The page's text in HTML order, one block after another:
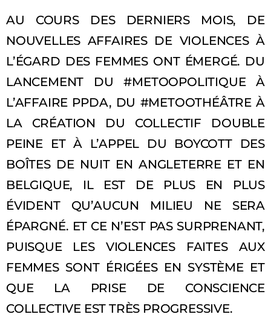
AU COURS DES DERNIERS MOIS, DE
NOUVELLES AFFAIRES DE VIOLENCES À
L’ÉGARD DES FEMMES ONT ÉMERGÉ. DU
LANCEMENT DU #METOOPOLITIQUE À
L’AFFAIRE PPDA, DU #METOOTHÉÂTRE À
LA CRÉATION DU COLLECTIF DOUBLE
PEINE ET À L’APPEL DU BOYCOTT DES
BOÎTES DE NUIT EN ANGLETERRE ET EN
BELGIQUE, IL EST DE PLUS EN PLUS
ÉVIDENT QU’AUCUN MILIEU NE SERA
ÉPARGNÉ. ET CE N’EST PAS SURPRENANT,
PUISQUE LES VIOLENCES FAITES AUX
FEMMES SONT ÉRIGÉES EN SYSTÈME ET
QUE LA PRISE DE CONSCIENCE
COLLECTIVE EST TRÈS PROGRESSIVE.